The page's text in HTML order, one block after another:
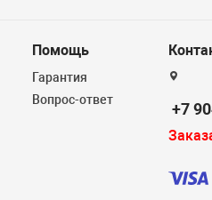
Помощь
Гарантия
Вопрос-ответ
+7